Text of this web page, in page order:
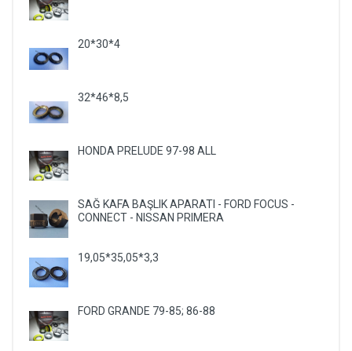
20*30*4
32*46*8,5
HONDA PRELUDE 97-98 ALL
SAĞ KAFA BAŞLIK APARATI - FORD FOCUS -
CONNECT - NISSAN PRIMERA
19,05*35,05*3,3
FORD GRANDE 79-85; 86-88